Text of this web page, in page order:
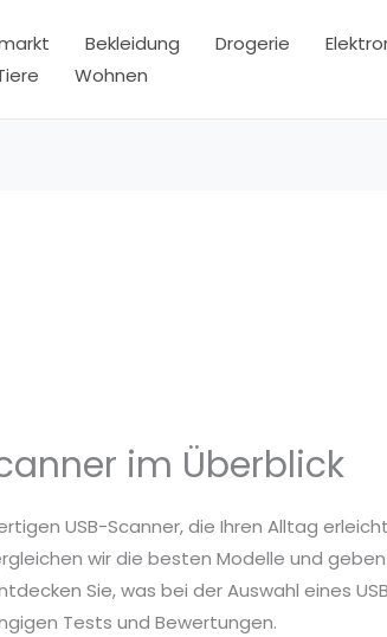
Bekleidung Drogerie
Wohnen
im Überblick
USB-Scanner, die Ihren Alltag
wir die besten Modelle und
Sie, was bei der Auswahl eines
Tests und Bewertungen.